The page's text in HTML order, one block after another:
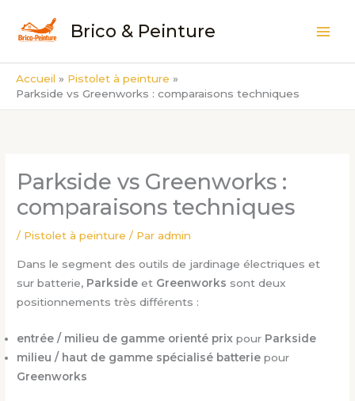
Brico & Peinture
Accueil
Pistolet à peinture
Parkside vs Greenworks : comparaisons techniques
Parkside vs Greenworks :
comparaisons techniques
/ Pistolet à peinture / Paradmin
Dans le segment des outils de jardinage électriques et
sur batterie, Parkside et Greenworks sont deux
positionnements très différents :
entrée / milieu de gamme orienté prix pour Parkside
milieu / haut de gamme spécialisé batterie pour
Greenworks